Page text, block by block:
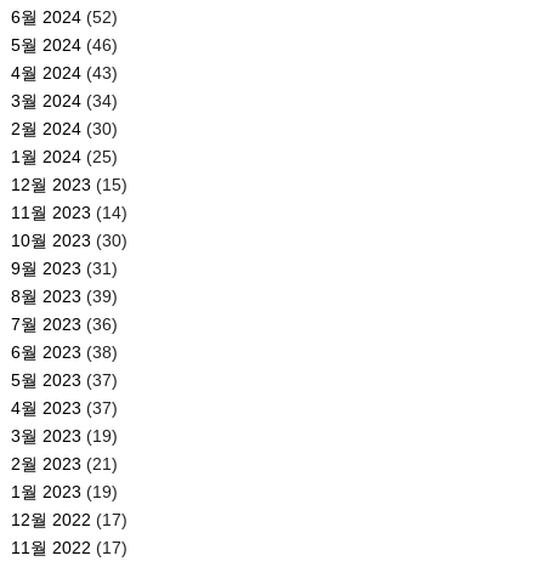
6월 2024(52)
5월 2024(46)
4월 2024(43)
3월 2024(34)
2월 2024(30)
1월 2024(25)
12월 2023 (15)
11월 2023 (14)
10월 2023 (30)
9월 2023 (31)
8월 2023 (39)
7월 2023 (36)
6월 2023 (38)
5월 2023 (37)
4월 2023 (37)
3월 2023 (19)
2월 2023 (21)
1월 2023 (19)
12월 2022 (17)
11월 2022 (17)